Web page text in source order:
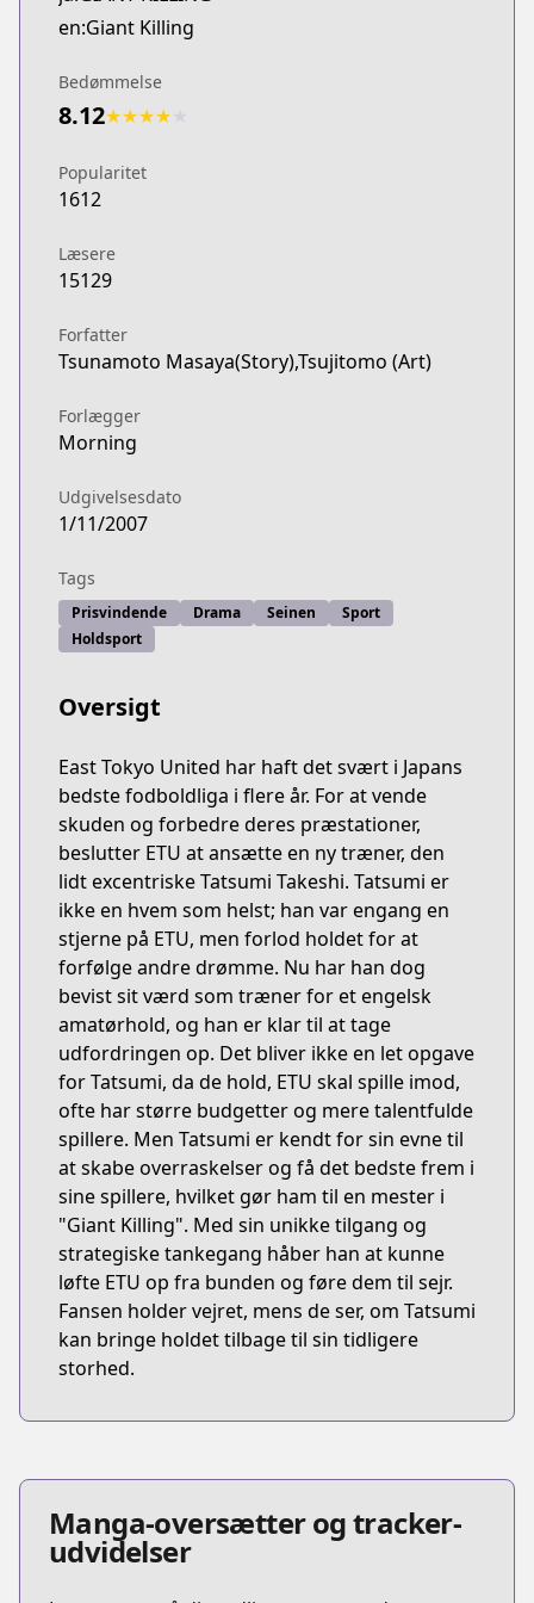
Comic Days
https://comic-days.com/episode/
Manga Planet
Manga Planet
https://read.mangaplanet.com/comic/
Kodansha
en:Giant Killing
Bedømmelse
8.12★★★★
Popularitet
1612
Læsere
15129
Forfatter
Tsunamoto Masaya(Story),Tsujitomo (Art)
Forlægger
Morning
Udgivelsesdato
1/11/2007
Tags
Prisvindende Drama Seinen
Sport
Holdsport
Oversigt
East Tokyo United har haft det svært i Japans
bedste fodboldliga i flere år. For at vende
skuden og forbedre deres præstationer,
beslutter ETU at ansætte en ny træner, den
lidt excentriske Tatsumi Takeshi. Tatsumi er
ikke en hvem som helst; han var engang en
stjerne på ETU, men forlod holdet for at
forfølge andre drømme. Nu har han dog
bevist sit værd som træner for et engelsk
amatørhold, og han er klar til at tage
udfordringen op. Det bliver ikke en let opgave
for Tatsumi, da de hold, ETU skal spille imod,
ofte har større budgetter og mere talentfulde
spillere. Men Tatsumi er kendt for sin evne til
at skabe overraskelser og få det bedste frem i
sine spillere, hvilket gør ham til en mester i
"Giant Killing". Med sin unikke tilgang og
strategiske tankegang håber han at kunne
løfte ETU op fra bunden og føre dem til sejr.
Fansen holder vejret, mens de ser, om Tatsumi
kan bringe holdet tilbage til sin tidligere
storhed.
Manga-oversætter og tracker-
udvidelser